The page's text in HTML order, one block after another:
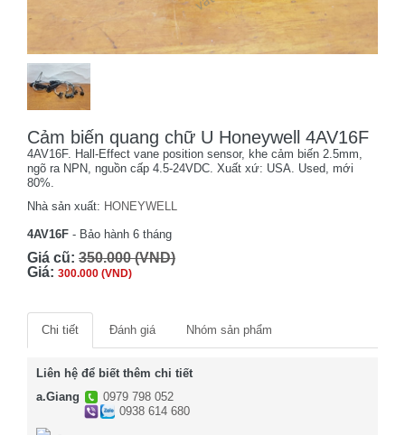
Cảm biến quang chữ U Honeywell 4AV16F
4AV16F. Hall-Effect vane position sensor, khe cảm biến 2.5mm,
ngõ ra NPN, nguồn cấp 4.5-24VDC. Xuất xứ: USA. Used, mới
80%.
Nhà sản xuất: HONEYWELL
4AV16F - Bảo hành 6 tháng
Giá cũ: 350.000 (VND)
Giá: 300.000 (VND)
Chi tiết Đánh giá Nhóm sản phẩm
Liên hệ để biết thêm chi tiết
a.Giang
0979 798 052
0938 614 680